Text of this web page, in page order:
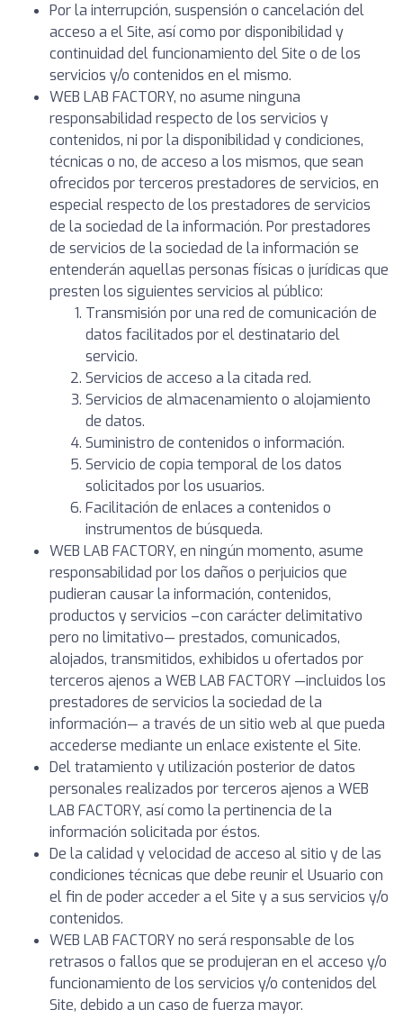
Por la interrupción, suspensión o cancelación del
acceso a el Site, así como por disponibilidad y
continuidad del funcionamiento del Site o de los
servicios y/o contenidos en el mismo.
WEB LAB FACTORY, no asume ninguna
responsabilidad respecto de los servicios y
contenidos, ni por la disponibilidad y condiciones,
técnicas o no, de acceso a los mismos, que sean
ofrecidos por terceros prestadores de servicios, en
especial respecto de los prestadores de servicios
de la sociedad de la información. Por prestadores
de servicios de la sociedad de la información se
entenderán aquellas personas físicas o jurídicas que
presten los siguientes servicios al público:
Transmisión por una red de comunicación de
datos facilitados por el destinatario del
servicio.
Servicios de acceso a la citada red.
Servicios de almacenamiento o alojamiento
de datos.
Suministro de contenidos o información.
Servicio de copia temporal de los datos
solicitados por los usuarios.
Facilitación de enlaces a contenidos o
instrumentos de búsqueda.
WEB LAB FACTORY, en ningún momento, asume
responsabilidad por los daños o perjuicios que
pudieran causar la información, contenidos,
productos y servicios –con carácter delimitativo
pero no limitativo— prestados, comunicados,
alojados, transmitidos, exhibidos u ofertados por
terceros ajenos a WEB LAB FACTORY —incluidos los
prestadores de servicios la sociedad de la
información— a través de un sitio web al que pueda
accederse mediante un enlace existente el Site.
Del tratamiento y utilización posterior de datos
personales realizados por terceros ajenos a WEB
LAB FACTORY, así como la pertinencia de la
información solicitada por éstos.
De la calidad y velocidad de acceso al sitio y de las
condiciones técnicas que debe reunir el Usuario con
el fin de poder acceder a el Site y a sus servicios y/o
contenidos.
WEB LAB FACTORY no será responsable de los
retrasos o fallos que se produjeran en el acceso y/o
funcionamiento de los servicios y/o contenidos del
Site, debido a un caso de fuerza mayor.